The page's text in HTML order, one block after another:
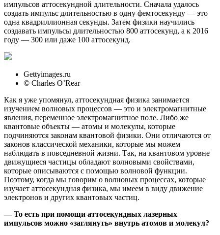
импульсов аттосекундной длительности. Сначала удалось
создать импульс длительностью в одну фемтосекунду — это
одна квадриллионная секунды. Затем физики научились
создавать импульсы длительностью 800 аттосекунд, а к 2016
году — 300 или даже 100 аттосекунд.
Gettyimages.ru
© Charles O’Rear
Как я уже упомянул, аттосекундная физика занимается
изучением волновых процессов — это и электромагнитные
явления, переменное электромагнитное поле. Либо же
квантовые объекты — атомы и молекулы, которые
подчиняются законам квантовой физики. Они отличаются от
законов классической механики, которые мы можем
наблюдать в повседневной жизни. Так, на квантовом уровне
движущиеся частицы обладают волновыми свойствами,
которые описываются с помощью волновой функции.
Поэтому, когда мы говорим о волновых процессах, которые
изучает аттосекундная физика, мы имеем в виду движение
электронов и других квантовых частиц.
— То есть при помощи аттосекундных лазерных
импульсов можно «заглянуть» внутрь атомов и молекул?